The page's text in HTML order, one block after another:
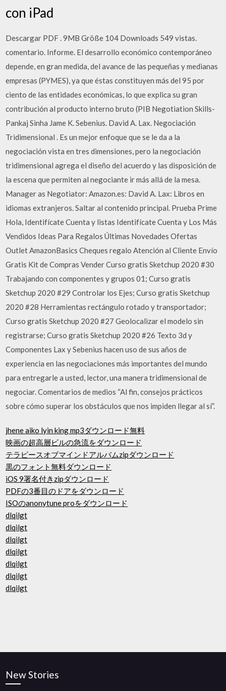
con iPad
Descargar PDF . 9MB Größe 104 Downloads 549 vistas.
comentario. Informe. El desarrollo económico contemporáneo
depende, en gran medida, del avance de las pequeñas y medianas
empresas (PYMES), ya que éstas constituyen más del 95 por
ciento de las entidades económicas, lo que explica su gran
contribución al producto interno bruto (PIB Negotiation Skills-
Pankaj Sinha Jame K. Sebenius. David A. Lax. Negociación
Tridimensional . Es un mejor enfoque que se le da a la
negociación vista en tres dimensiones, pero la negociación
tridimensional agrega el diseño del acuerdo y las disposición de
la escena que permiten al negociante ir más allá de la mesa.
Manager as Negotiator: Amazon.es: David A. Lax: Libros en
idiomas extranjeros. Saltar al contenido principal. Prueba Prime
Hola, Identifícate Cuenta y listas Identifícate Cuenta y Los Más
Vendidos Ideas Para Regalos Últimas Novedades Ofertas
Outlet AmazonBasics Cheques regalo Atención al Cliente Envío
Gratis Kit de Compras Vender Curso gratis Sketchup 2020 #30
Trabajando con componentes y grupos 01; Curso gratis
Sketchup 2020 #29 Controlar los Ejes; Curso gratis Sketchup
2020 #28 Herramientas rectángulo rotado y transportador;
Curso gratis Sketchup 2020 #27 Geolocalizar el modelo sin
registrarse; Curso gratis Sketchup 2020 #26 Texto 3d y
Componentes Lax y Sebenius hacen uso de sus años de
experiencia en las negociaciones más importantes del mundo
para entregarle a usted, lector, una manera tridimensional de
negociar. Comentarios de medios “Al fin, consejos prácticos
sobre cómo superar los obstáculos que nos impiden llegar al sí”.
jhene aiko lyin king mp3ダウンロード無料
映画の超高層ビルの急流をダウンロード
テラピースオブマインドアルバムzipダウンロード
黒のフォント無料ダウンロード
iOS 9署名付きzipダウンロード
PDFの3番目のドアをダウンロード
ISOのanonytune proをダウンロード
dlqilgt
dlqilgt
dlqilgt
dlqilgt
dlqilgt
dlqilgt
dlqilgt
New Stories